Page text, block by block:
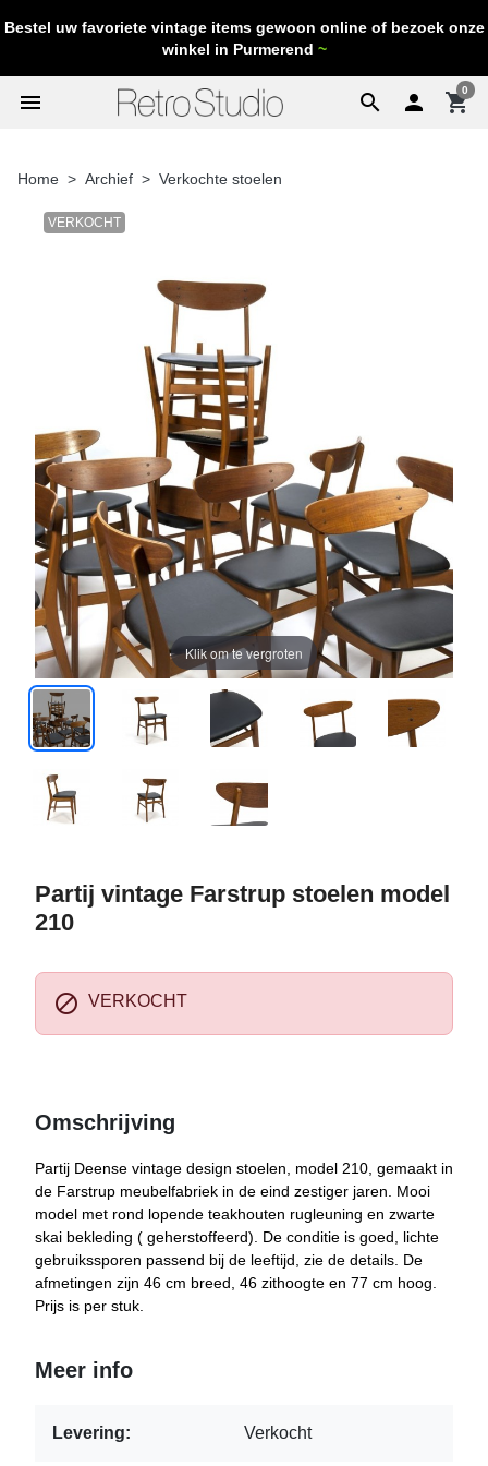
Bestel uw favoriete vintage items gewoon online of bezoek onze
winkel in Purmerend ~
search
menu  shopping_cart
0
Home Archief Verkochte stoelen
VERKOCHT
Klik om te vergroten
Partij vintage Farstrup stoelen model
210
 VERKOCHT
Omschrijving
Partij Deense vintage design stoelen, model 210, gemaakt in
de Farstrup meubelfabriek in de eind zestiger jaren. Mooi
model met rond lopende teakhouten rugleuning en zwarte
skai bekleding ( geherstoffeerd). De conditie is goed, lichte
gebruikssporen passend bij de leeftijd, zie de details. De
afmetingen zijn 46 cm breed, 46 zithoogte en 77 cm hoog.
Prijs is per stuk.
Meer info
Levering: Verkocht